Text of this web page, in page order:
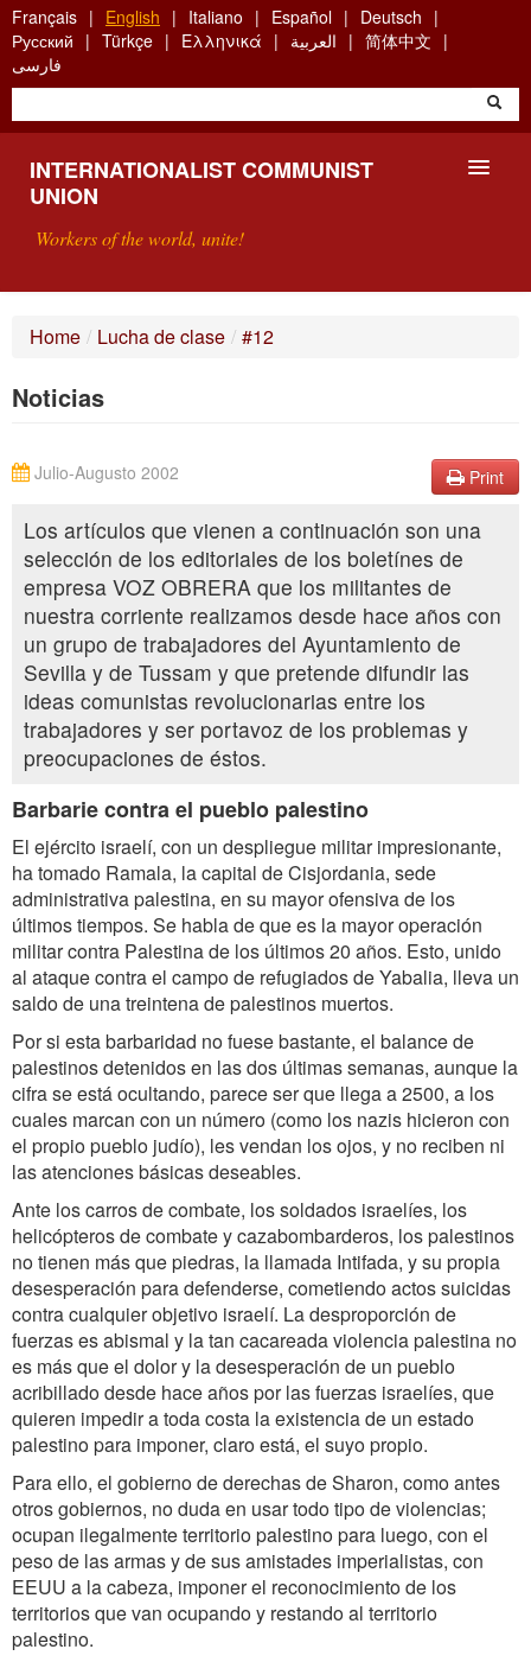
Skip
to
main
content
Français English Italiano Español
Deutsch
Русский
Türkçe Ελληνικά العربية
简体中文
فارسی
INTERNATIONALIST COMMUNIST
UNION
Workers of the world, unite!
CONTACT
Home / Lucha de clase / #12
Noticias
Print
Julio-Augusto 2002
Los artículos que vienen a continuación son una
selección de los editoriales de los boletínes de
empresa VOZ OBRERA que los militantes de
nuestra corriente realizamos desde hace años con
un grupo de trabajadores del Ayuntamiento de
Sevilla y de Tussam y que pretende difundir las
ideas comunistas revolucionarias entre los
trabajadores y ser portavoz de los problemas y
preocupaciones de éstos.
Barbarie contra el pueblo palestino
El ejército israelí, con un despliegue militar impresionante,
ha tomado Ramala, la capital de Cisjordania, sede
administrativa palestina, en su mayor ofensiva de los
últimos tiempos. Se habla de que es la mayor operación
militar contra Palestina de los últimos 20 años. Esto, unido
al ataque contra el campo de refugiados de Yabalia, lleva un
saldo de una treintena de palestinos muertos.
Por si esta barbaridad no fuese bastante, el balance de
palestinos detenidos en las dos últimas semanas, aunque la
cifra se está ocultando, parece ser que llega a 2500, a los
cuales marcan con un número (como los nazis hicieron con
el propio pueblo judío), les vendan los ojos, y no reciben ni
las atenciones básicas deseables.
Ante los carros de combate, los soldados israelíes, los
helicópteros de combate y cazabombarderos, los palestinos
no tienen más que piedras, la llamada Intifada, y su propia
desesperación para defenderse, cometiendo actos suicidas
contra cualquier objetivo israelí. La desproporción de
fuerzas es abismal y la tan cacareada violencia palestina no
es más que el dolor y la desesperación de un pueblo
acribillado desde hace años por las fuerzas israelíes, que
quieren impedir a toda costa la existencia de un estado
palestino para imponer, claro está, el suyo propio.
Para ello, el gobierno de derechas de Sharon, como antes
otros gobiernos, no duda en usar todo tipo de violencias;
ocupan ilegalmente territorio palestino para luego, con el
peso de las armas y de sus amistades imperialistas, con
EEUU a la cabeza, imponer el reconocimiento de los
territorios que van ocupando y restando al territorio
palestino.